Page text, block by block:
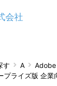
会社
す A
Adobe
ライズ版 企業